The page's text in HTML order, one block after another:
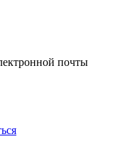
почты